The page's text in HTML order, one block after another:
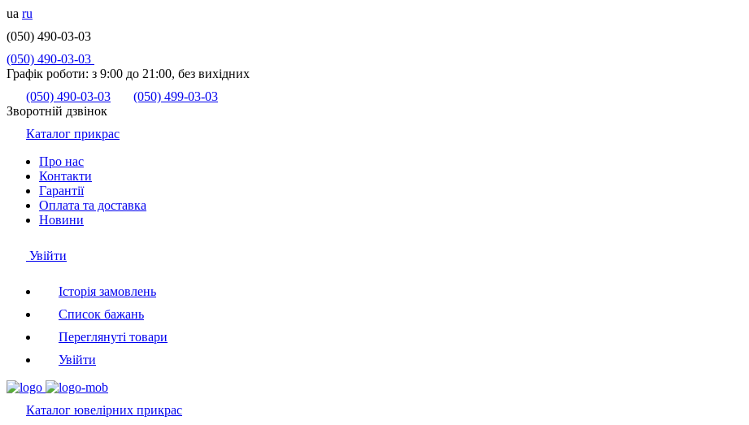
ua ru
(050) 490-03-03
(050) 490-03-03
Графік роботи: з 9:00 до 21:00, без вихідних
(050) 490-03-03
(050) 499-03-03
Зворотній дзвінок
Каталог прикрас
Про нас
Контакти
Гарантії
Оплата та доставка
Новини
Увійти
Історія замовлень
Список бажань
Переглянуті товари
Увійти
Каталог ювелірних прикрас